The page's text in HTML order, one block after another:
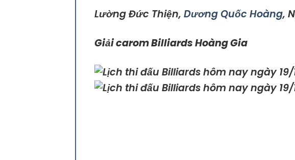
Lường Đức Thiện, Dương Quốc Hoàng,
Giải carom Billiards Hoàng Gia